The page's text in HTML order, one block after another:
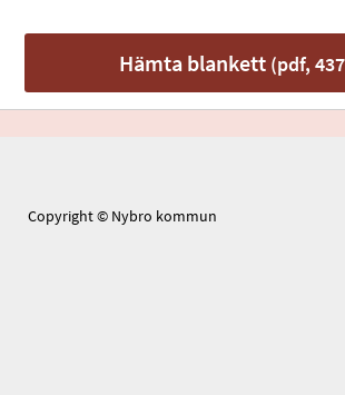
Hämta blankett(pdf,
Copyright © Nybro kommun